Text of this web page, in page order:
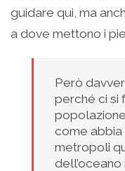
guidare qui, ma
a dove mettono i
Però
perché ci si
come abbia
metropoli
dell’oceano